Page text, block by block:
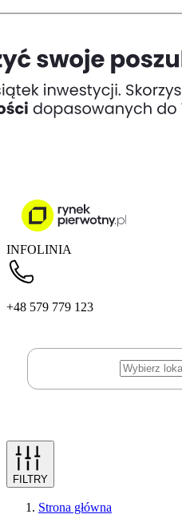
INFOLINIA
+48 579 779 123
FILTRY
Strona główna